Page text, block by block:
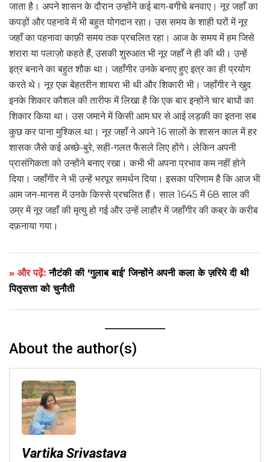
जाता है। अपने शासन के दौरान उन्होंने कई बाग-बगीचे बनवाए। नूर जहाँ का
कपड़ों और पहनावे में भी बहुत योगदान रहा। उस समय के शाही घरों में नूर
जहाँ का पहनावा काफ़ी समय तक प्रचलित रहा। आज के समय में हम जिसे
शरारा या पलाज़ो कहते हैं, उसकी शुरुआत भी नूर जहाँ ने ही की थी। उन्हें
इत्र बनाने का बहुत शौक था। जहाँगीर उनके बनाए हुए इत्र का ही प्रयोग
करते थे। नूर एक बेहतरीन शायरा भी थी और शिकारी भी। जहाँगीर ने खुद
इनके शिकार कौशल की तारीफ में लिखा है कि एक बार इन्होंने चार बाघों का
शिकार किया था। उस जमाने में किसी आम घर से आई लड़की का इतना सब
कुछ कर पाना मुश्किल था। नूर जहाँ ने अपने 16 सालों के शासन काल में हर
शासक जैसे कई अच्छे-बुरे, सही-गलत फैसले लिए होंगे। लेकिन अपनी
प्रासंगिकता को उन्होंने बनाए रखा। कभी भी अपना प्रभाव कम नहीं होने
दिया। जहाँगीर ने भी उन्हें भरपूर समर्थन दिया। इसका परिणाम है कि आज भी
आम जन-मानस में उनके किस्से प्रचलित हैं। साल 1645 में 68 साल की
उम्र में नूर जहाँ की मृत्यु हो गई और उन्हें लाहौर में जहाँगीर की कब्र के करीब
दफ़नाया गया।
» और पढ़ें:नौटंकी की ‘गुलाब बाई’ जिन्होंने अपनी कला के ज़रिये दी थी
पितृसत्ता को चुनौती
About the author(s)
Vartika Srivastava